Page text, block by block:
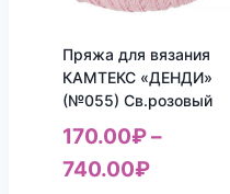
Пряжа для вязания
КАМТЕКС «ДЕНДИ»
(№055) Св.розовый
170.00₽–
740.00₽